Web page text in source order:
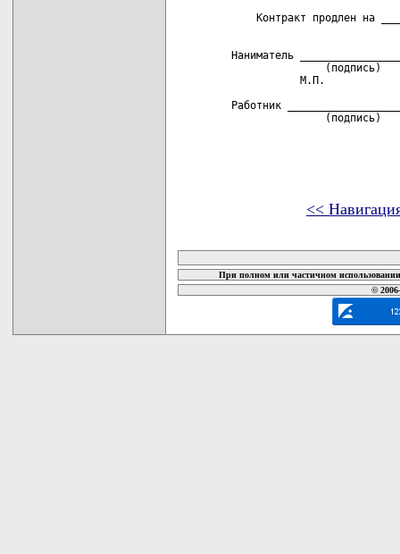
Контракт продлен на
Наниматель
                (подпись)
            М.П.
Работник
                (подпись)
<<
При полном или частичном
©